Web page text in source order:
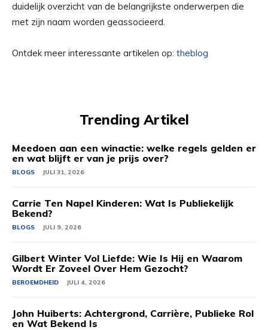
duidelijk overzicht van de belangrijkste onderwerpen die
met zijn naam worden geassocieerd.
Ontdek meer interessante artikelen op: theblog
Trending Artikel
Meedoen aan een winactie: welke regels gelden er
en wat blijft er van je prijs over?
BLOGS JULI 31, 2026
Carrie Ten Napel Kinderen: Wat Is Publiekelijk
Bekend?
BLOGS JULI 9, 2026
Gilbert Winter Vol Liefde: Wie Is Hij en Waarom
Wordt Er Zoveel Over Hem Gezocht?
BEROEMDHEID JULI 4, 2026
John Huiberts: Achtergrond, Carrière, Publieke Rol
en Wat Bekend Is